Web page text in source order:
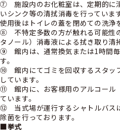
⑦ 施設内のお化粧室は、定期的に
いシンク等の清拭消毒を行っていま
使用後はトイレの蓋を閉めての洗浄
⑧ 不特定多数の方が触れる可能性
タノール）消毒液による拭き取り清
⑨ 館内は、通常換気または1時間毎
す。
⑩ 館内にてゴミを回収するスタッ
しています。
⑪ 館内に、お客様用のアルコール
ています。
⑫ 当式場が運行するシャトルバス
除菌を行っております。
■挙式